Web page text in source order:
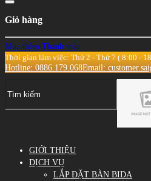
Giỏ hàng
Mua thêm Thanh toán
Thời gian làm việc: Thứ 2 - Thứ 7 ( 8:00 -
Hotline: 0886.179.068Email:
GIỚI THIỆU
DỊCH VỤ
LẮP ĐẶT BÀN BIDA